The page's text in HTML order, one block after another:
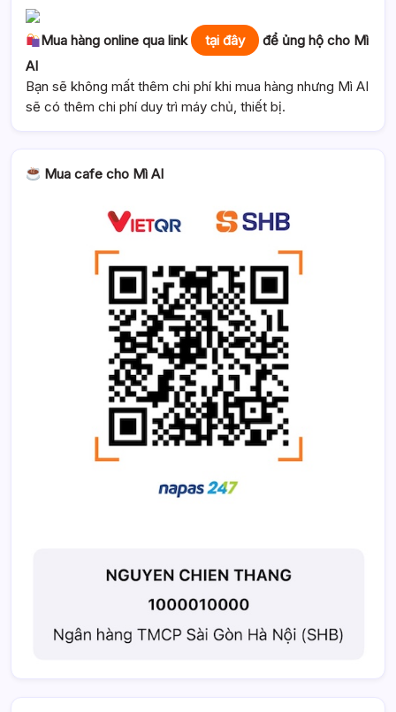
Mua hàng online qua link tại đây
để ủng hộ cho Mì
AI
Bạn sẽ không mất thêm chi phí khi mua hàng nhưng Mì AI
sẽ có thêm chi phí duy trì máy chủ, thiết bị.
Mua cafe cho Mì AI